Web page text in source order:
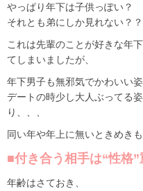
やっぱり年下は子供っぽい？
それとも弟にしか見れない？？
これは先輩のことが好きな年
てしまいましたが、
年下男子も無邪気でかわいい姿
デートの時少し大人ぶってる
り、、、
同い年や年上に無いときめき
■付き合う相手は“性格”
年齢はさておき、